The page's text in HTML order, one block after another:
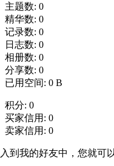
主题数: 0
精华数: 0
记录数: 0
日志数: 0
相册数: 0
分享数: 0
已用空间: 0 B
积分: 0
买家信用: 0
卖家信用: 0
到我的好友中，您就可